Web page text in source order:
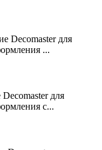
Decomaster для
...
для
с...